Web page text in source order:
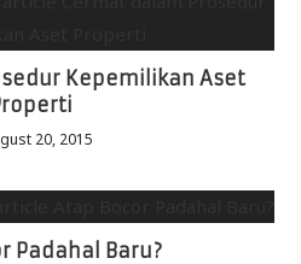
Kepemilikan Aset
20, 2015
Padahal Baru?